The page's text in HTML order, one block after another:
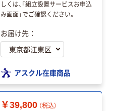
しくは、「組立設置サービスお申込
み画面」でご確認ください。
お届け先：
アスクル在庫商品
￥39,800 （税込）